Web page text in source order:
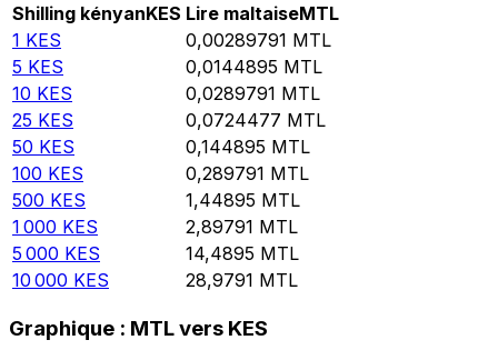
Shilling kényanKES Lire maltaiseMTL
1 KES 0,00289791 MTL
5 KES 0,0144895 MTL
10 KES 0,0289791 MTL
25 KES 0,0724477 MTL
50 KES 0,144895 MTL
100 KES 0,289791 MTL
500 KES 1,44895 MTL
1 000 KES 2,89791 MTL
5 000 KES 14,4895 MTL
10 000 KES 28,9791 MTL
Graphique : MTL vers KES